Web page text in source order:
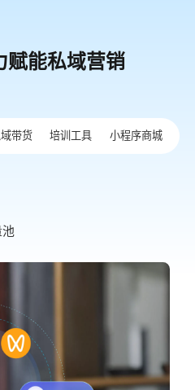
赋能私域营销
带货 培训工具 小程序商城
池